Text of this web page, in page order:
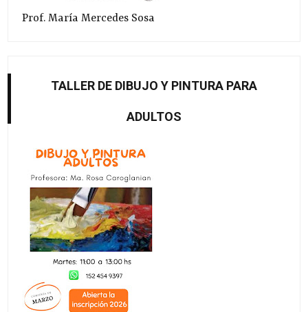
Prof. María Mercedes Sosa
TALLER DE DIBUJO Y PINTURA PARA
ADULTOS